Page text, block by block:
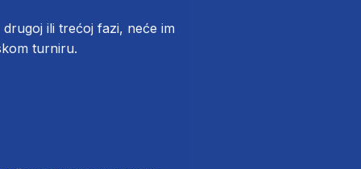
ili trećoj fazi, neće im
turniru.